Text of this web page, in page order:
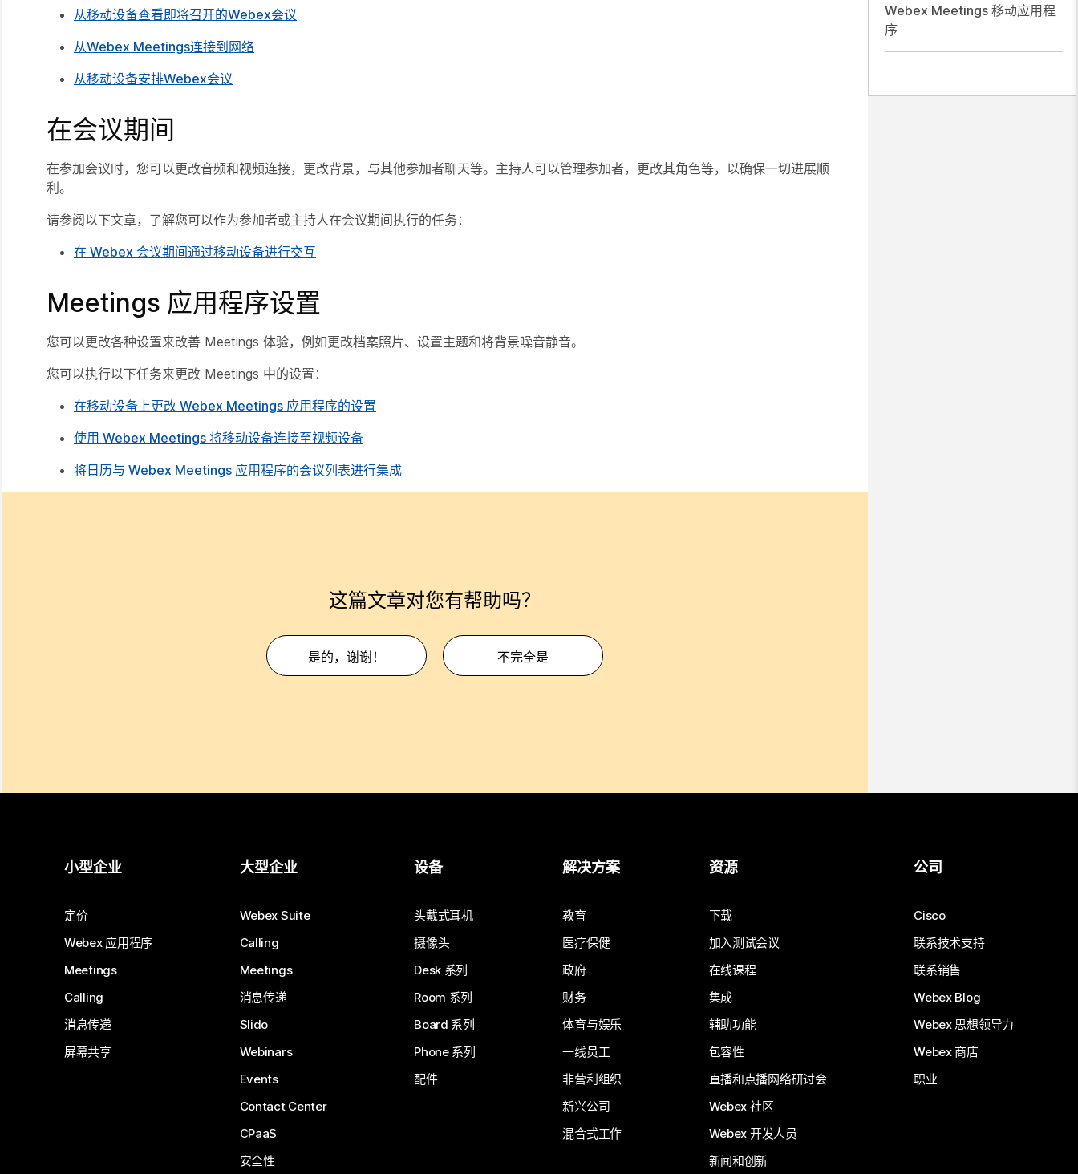
从移动设备查看即将召开的Webex会议
从Webex Meetings连接到网络
从移动设备安排Webex会议
在会议期间
在参加会议时，您可以更改音频和视频连接，更改背景，与其他参加者聊天等。主持人可以管理参加者，更改其角色等，以确保一切进展顺
利。
请参阅以下文章，了解您可以作为参加者或主持人在会议期间执行的任务：
在 Webex 会议期间通过移动设备进行交互
Meetings 应用程序设置
您可以更改各种设置来改善 Meetings 体验，例如更改档案照片、设置主题和将背景噪音静音。
您可以执行以下任务来更改 Meetings 中的设置：
在移动设备上更改 Webex Meetings 应用程序的设置
使用 Webex Meetings 将移动设备连接至视频设备
将日历与 Webex Meetings 应用程序的会议列表进行集成
这篇文章对您有帮助吗？
是的，谢谢！ 不完全是
Webex Meetings 移动应用程
序
小型企业
定价
Webex 应用程序
Meetings
Calling
消息传递
屏幕共享
大型企业
Webex Suite
Calling
Meetings
消息传递
Slido
Webinars
Events
Contact Center
CPaaS
安全性
设备
头戴式耳机
摄像头
Desk 系列
Room 系列
Board 系列
Phone 系列
配件
解决方案
教育
医疗保健
政府
财务
体育与娱乐
一线员工
非营利组织
新兴公司
混合式工作
资源
下载
加入测试会议
在线课程
集成
辅助功能
包容性
直播和点播网络研讨会
Webex 社区
Webex 开发人员
新闻和创新
公司
Cisco
联系技术支持
联系销售
Webex Blog
Webex 思想领导力
Webex 商店
职业